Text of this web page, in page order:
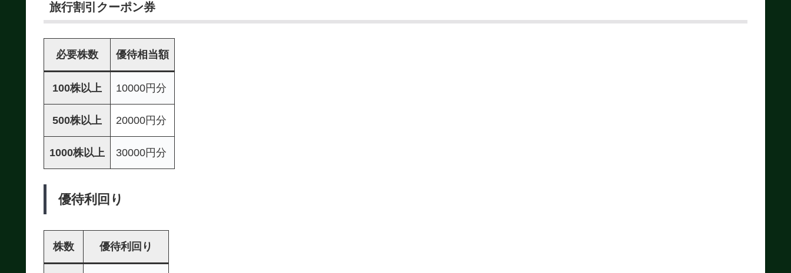
旅行割引クーポン券
必要株数 優待相当額
100株以上 10000円分
500株以上 20000円分
1000株以上 30000円分
優待利回り
株数 優待利回り